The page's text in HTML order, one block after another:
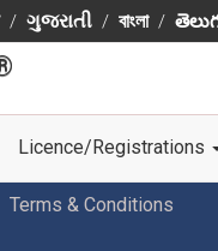
ગુજરાતી বাংলা
Licence/Registrations
Terms & Conditions